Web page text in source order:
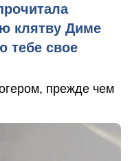
клятву Диме
тебе свое
прежде чем